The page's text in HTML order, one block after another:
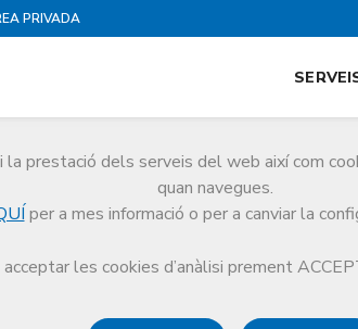
PRIVADA
prestació dels serveis del web així com
quan navegues.
per a mes informació o per a canviar la
les cookies d’anàlisi prement
de Privacitat